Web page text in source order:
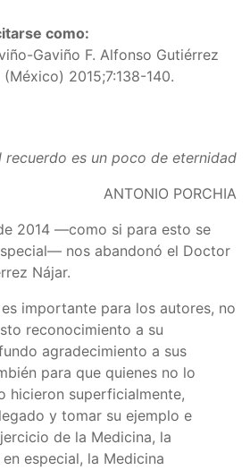
como:
Gaviño F. Alfonso Gutiérrez
2015;7:138-140.
recuerdo es un poco de eternidad
ANTONIO PORCHIA
2014 —como si para esto se
nos abandonó el Doctor
Nájar.
importante para los autores, no
reconocimiento a su
agradecimiento a sus
para que quienes no lo
hicieron superficialmente,
y tomar su ejemplo e
de la Medicina, la
especial, la Medicina